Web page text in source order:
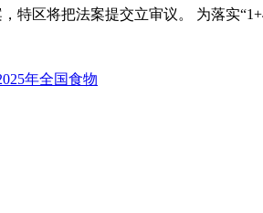
区将把法案提交立审议。 为落实
年全国食物